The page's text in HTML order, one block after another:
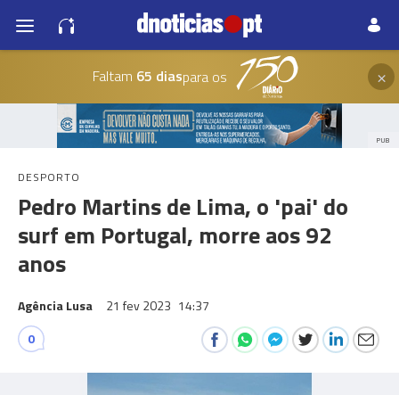
Faltam 65 diaspara os ×
PUB
DESPORTO
Pedro Martins de Lima, o 'pai' do
surf em Portugal, morre aos 92
anos
Agência Lusa 21 fev 2023 14:37
0